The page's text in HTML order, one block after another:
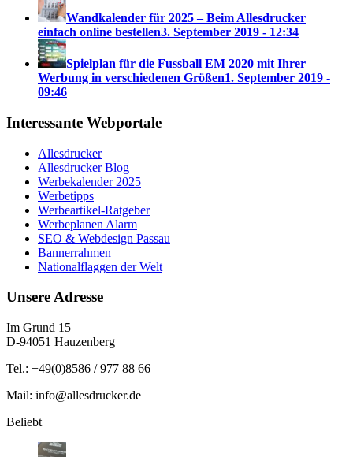
Wandkalender für 2025 – Beim Allesdrucker
einfach online bestellen3. September 2019 - 12:34
Spielplan für die Fussball EM 2020 mit Ihrer
Werbung in verschiedenen Größen1. September 2019 -
09:46
Interessante Webportale
Allesdrucker
Allesdrucker Blog
Werbekalender 2025
Werbetipps
Werbeartikel-Ratgeber
Werbeplanen Alarm
SEO & Webdesign Passau
Bannerrahmen
Nationalflaggen der Welt
Unsere Adresse
Im Grund 15
D-94051 Hauzenberg
Tel.: +49(0)8586 / 977 88 66
Mail: info@allesdrucker.de
Beliebt